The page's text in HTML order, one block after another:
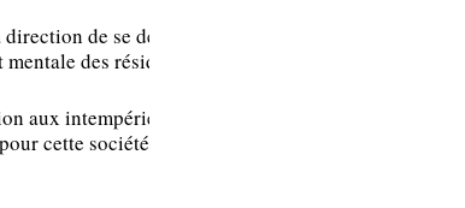
de se dégager
des résidents
aux intempéries soit
cette société ainsi